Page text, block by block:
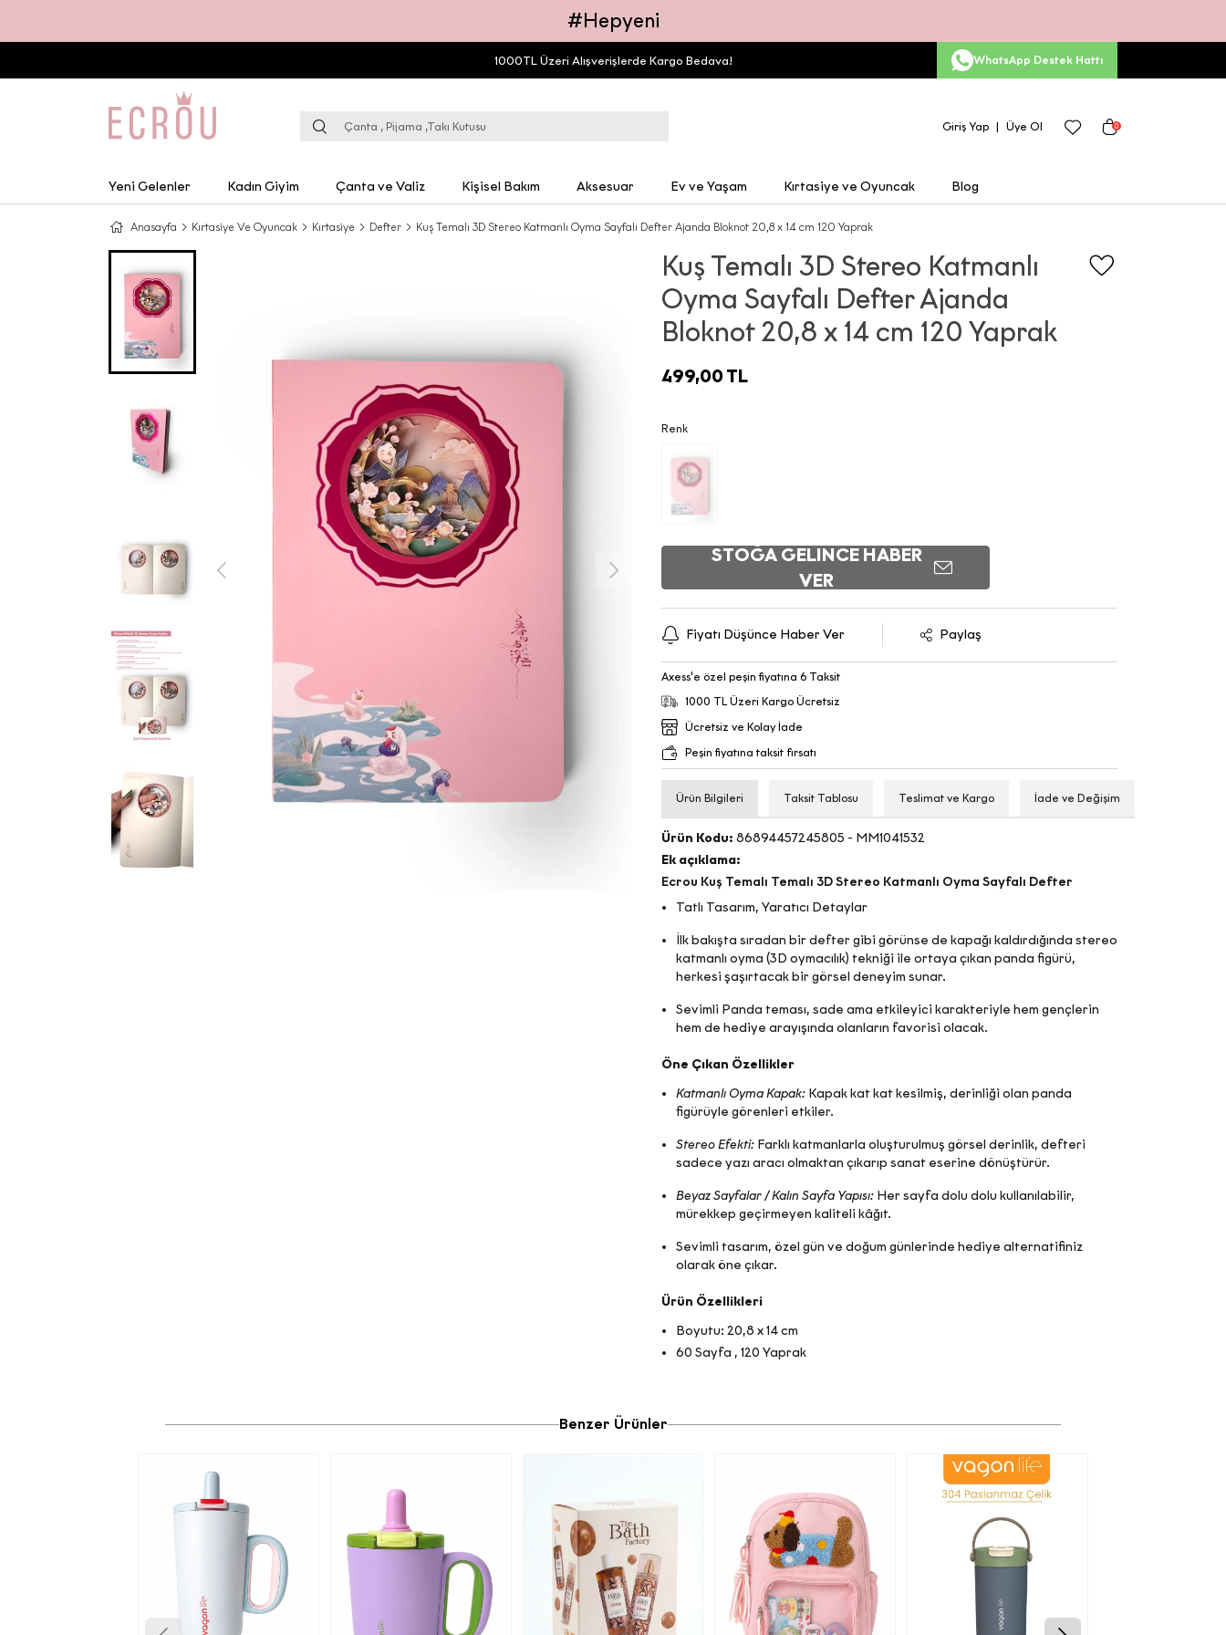
#Hepyeni
1000TL Üzeri Alışverişlerde Kargo Bedava! WhatsApp Destek Hattı
Giriş Yap Üye Ol 0
Yeni Gelenler Kadın Giyim Çanta ve Valiz Kişisel Bakım Aksesuar Ev ve Yaşam Kırtasiye ve Oyuncak Blog
Anasayfa Kırtasiye Ve Oyuncak Kırtasiye Defter Kuş Temalı 3D Stereo Katmanlı Oyma Sayfalı Defter Ajanda Bloknot 20,8 x 14 cm 120 Yaprak
Kuş Temalı 3D Stereo Katmanlı
Oyma Sayfalı Defter Ajanda
Bloknot 20,8 x 14 cm 120 Yaprak
499,00 TL
Renk
STOĞA GELINCE HABER
VER
Fiyatı Düşünce Haber Ver Paylaş
Axess'e özel peşin fiyatına 6 Taksit
1000 TL Üzeri Kargo Ücretsiz
Ücretsiz ve Kolay İade
Peşin fiyatına taksit fırsatı
Ürün Bilgileri Taksit Tablosu Teslimat ve Kargo İade ve Değişim
Ürün Kodu: 86894457245805 - MM1041532
Ek açıklama:
Ecrou Kuş Temalı Temalı 3D Stereo Katmanlı Oyma Sayfalı Defter
Tatlı Tasarım, Yaratıcı Detaylar
İlk bakışta sıradan bir defter gibi görünse de kapağı kaldırdığında stereo
katmanlı oyma (3D oymacılık) tekniği ile ortaya çıkan panda figürü,
herkesi şaşırtacak bir görsel deneyim sunar.
Sevimli Panda teması, sade ama etkileyici karakteriyle hem gençlerin
hem de hediye arayışında olanların favorisi olacak.
Öne Çıkan Özellikler
Katmanlı Oyma Kapak: Kapak kat kat kesilmiş, derinliği olan panda
figürüyle görenleri etkiler.
Stereo Efekti: Farklı katmanlarla oluşturulmuş görsel derinlik, defteri
sadece yazı aracı olmaktan çıkarıp sanat eserine dönüştürür.
Beyaz Sayfalar / Kalın Sayfa Yapısı: Her sayfa dolu dolu kullanılabilir,
mürekkep geçirmeyen kaliteli kâğıt.
Sevimli tasarım, özel gün ve doğum günlerinde hediye alternatifiniz
olarak öne çıkar.
Ürün Özellikleri
Boyutu: 20,8 x 14 cm
60 Sayfa , 120 Yaprak
Benzer Ürünler
KİŞİSEL VERİLERİN İŞLENMESİNE İLİŞKİN AYDINLATMA METNİ
Aşağıda yer alan
Kişisel Verilerin İşlenmesine İlişkin
Aydınlatma Metni
’ni okuyarak kişisel verilerinizi işleme amacımızı ve bu
kapsamda haklarınızı ayrıntılarıyla incelemenizi rica ediyoruz.
a) Veri Sorumlusu
6698 sayılı Kişisel Verilerin Korunması Kanunu (“
KVKK”) uyarınca, kişisel